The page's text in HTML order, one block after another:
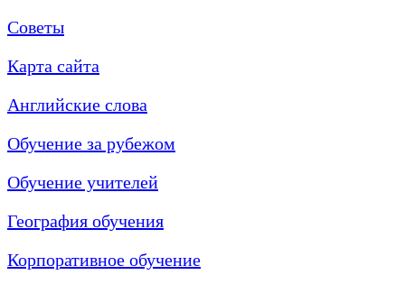
Советы
Карта сайта
Английские слова
Обучение за рубежом
Обучение учителей
География обучения
Корпоративное обучение